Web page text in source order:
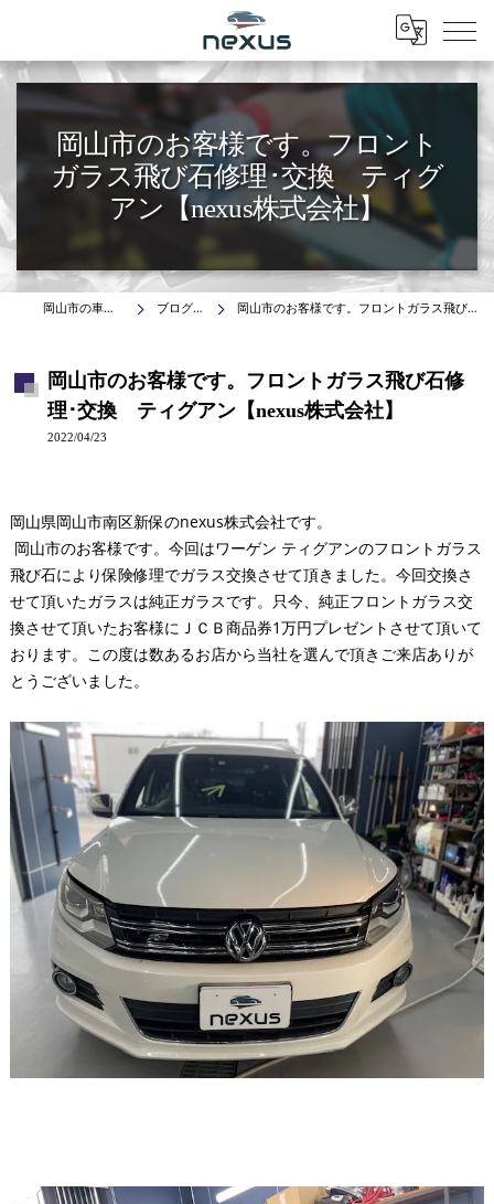
Menu
岡山市のお客様です。フロント
ガラス飛び石修理･交換 ティグ
アン【nexus株式会社】
岡山市の車はnexus株式会社 ブログ(施工事例) 岡山市のお客様です。フロントガラス飛び石修理･交換 ティグアン【nexus株式会社】
岡山市のお客様です。フロントガラス飛び石修
理･交換 ティグアン【nexus株式会社】
2022/04/23
岡山県岡山市南区新保のnexus株式会社です。
岡山市のお客様です。今回はワーゲン ティグアンのフロントガラス
飛び石により保険修理でガラス交換させて頂きました。今回交換さ
せて頂いたガラスは純正ガラスです。只今、純正フロントガラス交
換させて頂いたお客様にＪＣＢ商品券1万円プレゼントさせて頂いて
おります。この度は数あるお店から当社を選んで頂きご来店ありが
とうございました。